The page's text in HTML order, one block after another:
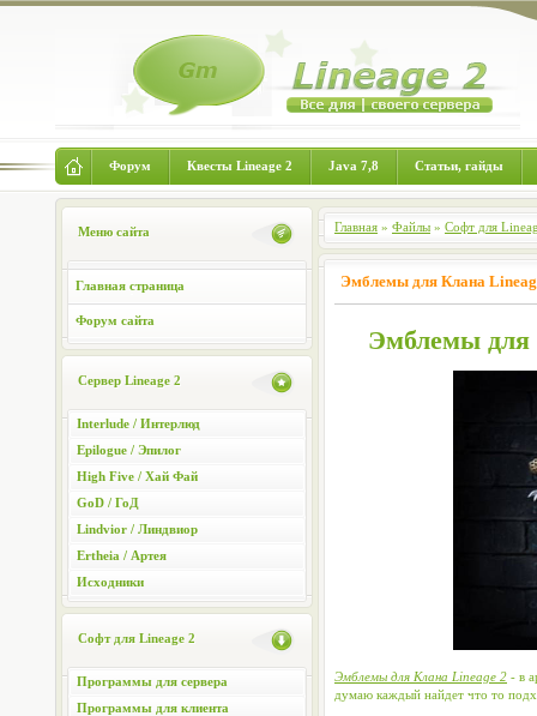
Форум Квесты Lineage 2 Java 7,8 Статьи, гайды
Меню сайта
Главная страница
Форум сайта
Сервер Lineage 2
Interlude / Интерлюд
Epilogue / Эпилог
High Five / Хай Фай
GoD / ГоД
Lindvior / Линдвиор
Ertheia / Артея
Исходники
Софт для Lineage 2
Программы для сервера
Программы для клиента
Главная » Файлы » Софт для
Эмблемы для Клана
Эмблемы для
Эмблемы для Клана Lineage 2 - в
думаю каждый найдет что то